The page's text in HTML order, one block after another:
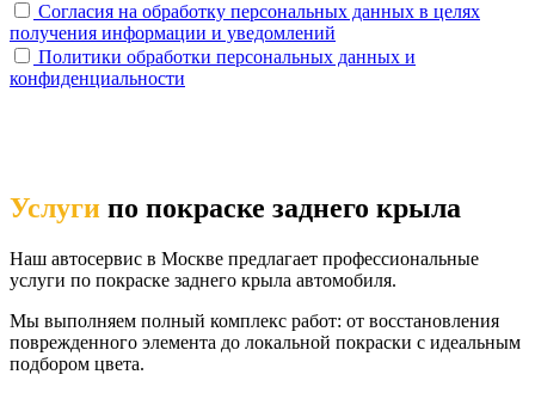
Согласия на обработку персональных данных в целях
получения информации и уведомлений
Политики обработки персональных данных и
конфиденциальности
Услуги по покраске заднего крыла
Наш автосервис в Москве предлагает профессиональные
услуги по покраске заднего крыла автомобиля.
Мы выполняем полный комплекс работ: от восстановления
поврежденного элемента до локальной покраски с идеальным
подбором цвета.